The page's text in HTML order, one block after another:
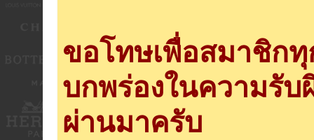
ขอโทษเพื่อสมาชิก
บกพร่องในความรั
ผ่านมาครับ